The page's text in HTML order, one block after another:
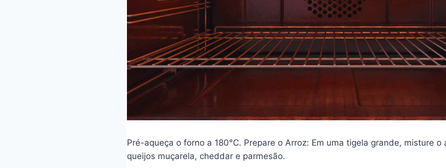
Pré-aqueça o forno a 180°C. Prepare o Arroz: Em uma tigela grande, misture o
queijos muçarela, cheddar e parmesão.